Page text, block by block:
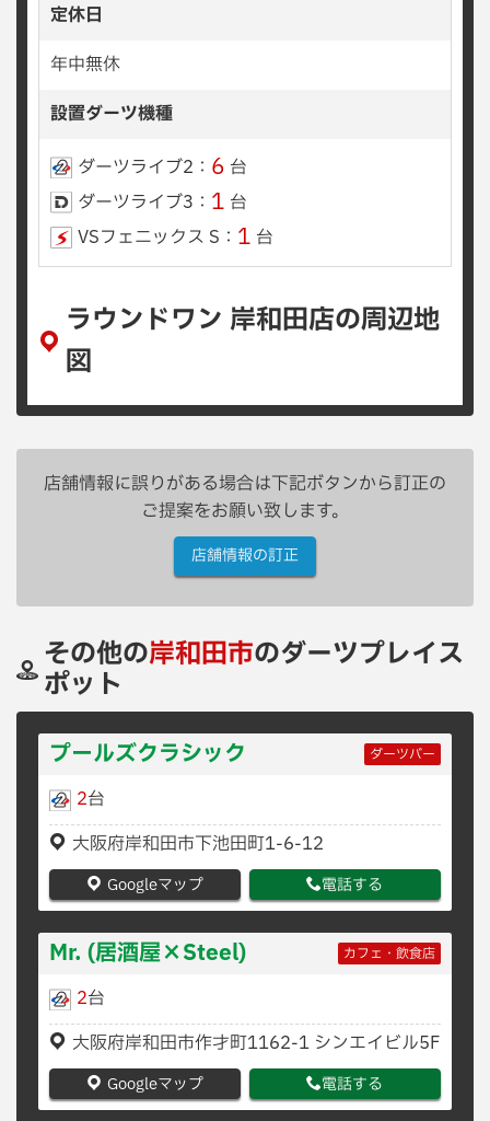
定休日
年中無休
設置ダーツ機種
ダーツライブ2： 6 台
ダーツライブ3： 1 台
VSフェニックス S： 1 台
ラウンドワン 岸和田店の周辺地
図
店舗情報に誤りがある場合は下記ボタンから訂正の
ご提案をお願い致します。
店舗情報の訂正
その他の岸和田市のダーツプレイス
ポット
プールズクラシック ダーツバー
2台
大阪府岸和田市下池田町1-6-12
Googleマップ 電話する
Mr. (居酒屋×Steel) カフェ・飲食店
2台
大阪府岸和田市作才町1162-1 シンエイビル5F
Googleマップ 電話する